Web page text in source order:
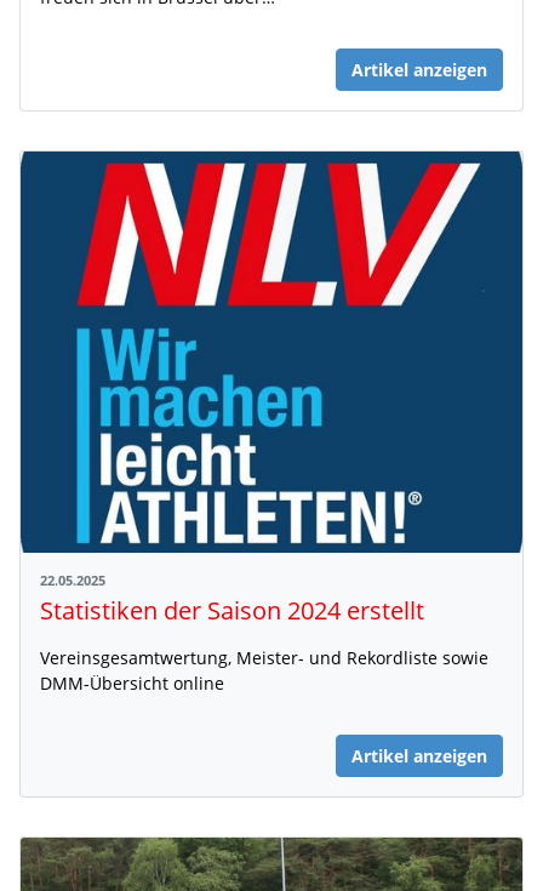
Artikel anzeigen
22.05.2025
Statistiken der Saison 2024 erstellt
Vereinsgesamtwertung, Meister- und Rekordliste sowie
DMM-Übersicht online
Artikel anzeigen